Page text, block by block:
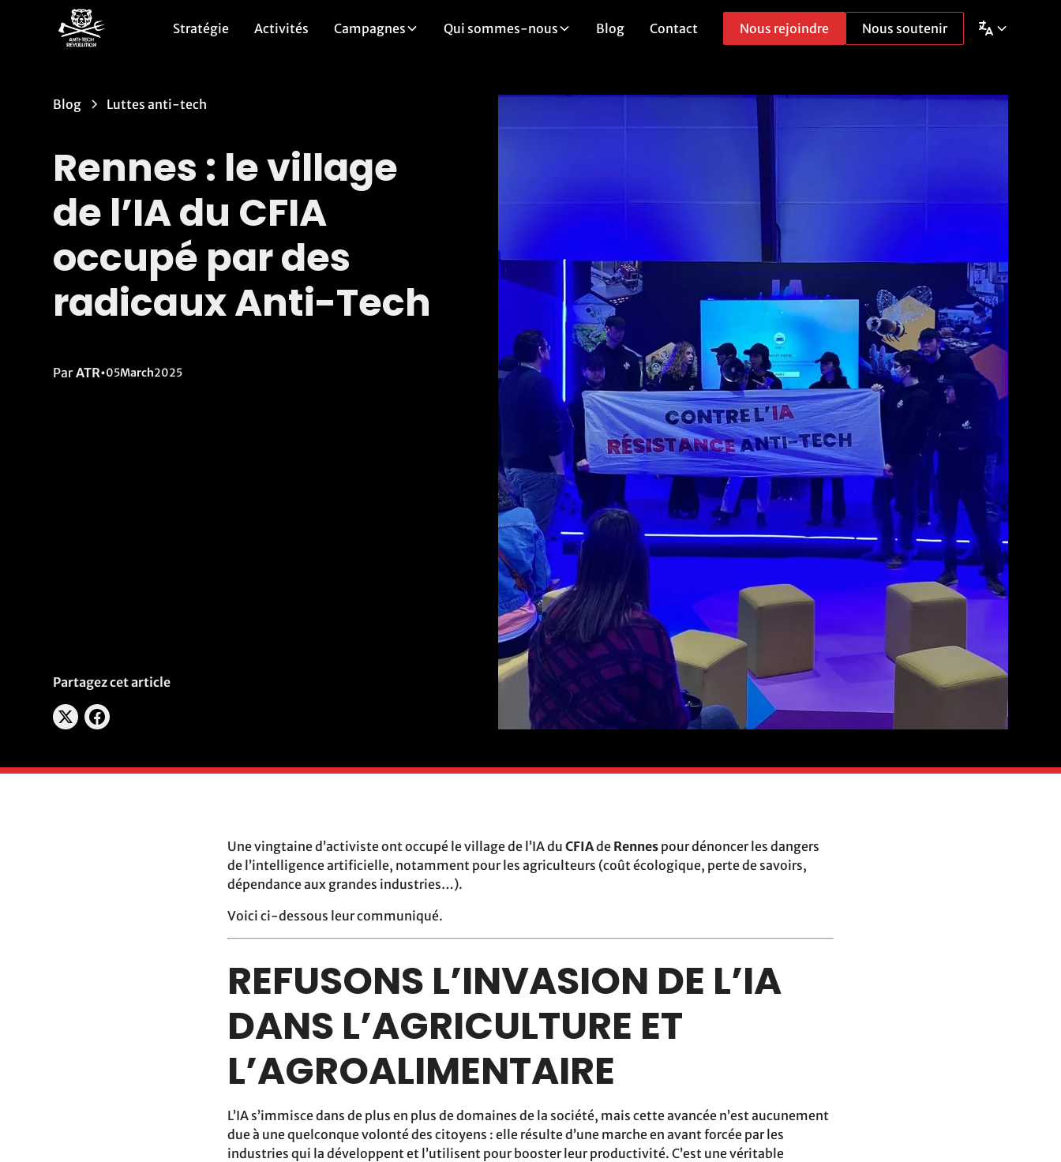
Stratégie Activités Campagnes Qui sommes-nous Blog Contact Nous rejoindre Nous soutenir
Blog Luttes anti-tech
Rennes : le village
de l’IA du CFIA
occupé par des
radicaux Anti-Tech
Par ATR•05March2025
Partagez cet article
Une vingtaine d’activiste ont occupé le village de l’IA du CFIAde Rennes pour dénoncer les dangers
de l’intelligence artificielle, notamment pour les agriculteurs (coût écologique, perte de savoirs,
dépendance aux grandes industries…).
Voici ci-dessous leur communiqué.
REFUSONS L’INVASION DE L’IA
DANS L’AGRICULTURE ET
L’AGROALIMENTAIRE
L’IA s’immisce dans de plus en plus de domaines de la société, mais cette avancée n’est aucunement
due à une quelconque volonté des citoyens : elle résulte d’une marche en avant forcée par les
industries qui la développent et l’utilisent pour booster leur productivité. C’est une véritable